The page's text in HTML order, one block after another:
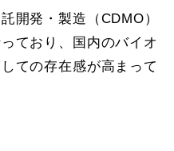
開発・製造（CDMO）
ており、国内のバイオ
ての存在感が高まって